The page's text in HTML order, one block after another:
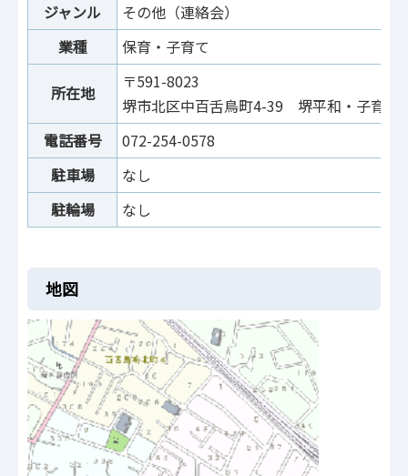
ジャンル
その他（連絡会）
業種
保育・子育て
所在地
〒591-8023
堺市北区中百舌鳥町4-39 堺平和・子育て
電話番号
072-254-0578
駐車場
なし
駐輪場
なし
地図